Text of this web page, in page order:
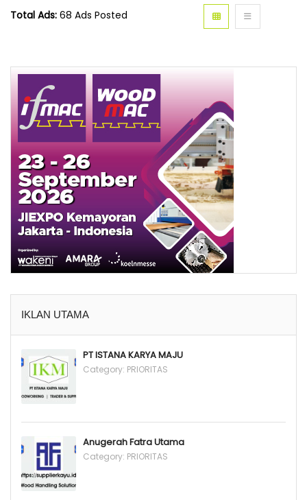
Total Ads: 68 Ads Posted
IKLAN UTAMA
PT ISTANA KARYA MAJU
Category: PRIORITAS
Anugerah Fatra Utama
Category: PRIORITAS